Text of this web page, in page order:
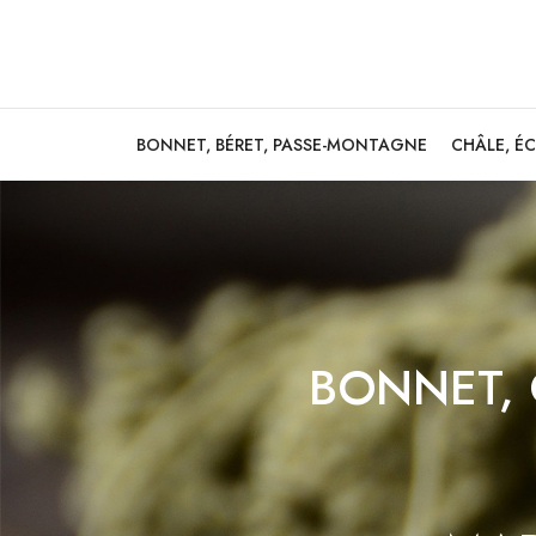
BONNET, BÉRET, PASSE-MONTAGNE CHÂLE,
BONNET,